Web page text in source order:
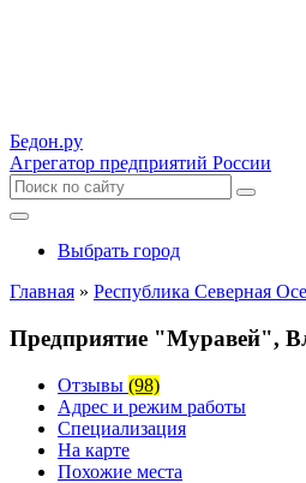
Бедон.ру
Агрегатор предприятий России
Выбрать город
Главная » Республика Северная
Предприятие "Муравей",
Отзывы (98)
Адрес и режим работы
Специализация
На карте
Похожие места